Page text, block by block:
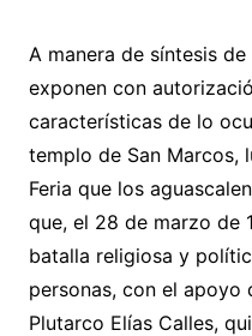
A manera de síntesis
exponen con
características de lo
templo de San Marcos,
Feria que los
que, el 28 de marzo de
batalla religiosa y
personas, con el apoyo
Plutarco Elías Calles,